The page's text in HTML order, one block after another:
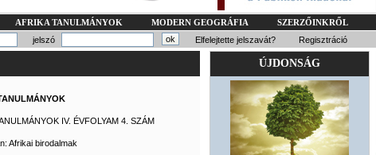
AFRIKA TANULMÁNYOK MODERN GEOGRÁFIA SZERZŐINKRŐL
jelszó Elfelejtette jelszavát? Regisztráció
IV. ÉVFOLYAM 4. SZÁM
Afrikai birodalmak
ÚJDONSÁG